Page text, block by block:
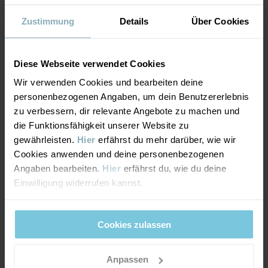
Zustimmung Details Über Cookies
Diese Webseite verwendet Cookies
Wir verwenden Cookies und bearbeiten deine
personenbezogenen Angaben, um dein Benutzererlebnis
zu verbessern, dir relevante Angebote zu machen und
die Funktionsfähigkeit unserer Website zu
gewährleisten. Hier erfährst du mehr darüber, wie wir
Cookies anwenden und deine personenbezogenen
Angaben bearbeiten. Hier erfährst du, wie du deine
Einwilligung widerrufen kannst.
Cookies zulassen
Anpassen
Herstellungsland:
Fabrik:Hangzhou Hualan Garments Co Ltd
HALTBARKEIT
Leichte Strapazierfähigkeit.
ATMUNGSAKTIVITÄT5/6
Atmungsaktivität mindestens 5.000 g/m²/24h
Sehr gute Atmungsaktivität. Das Kleidungsstück eignet
sich für aktive Spiele.
Material
NACHHALTIGKEIT